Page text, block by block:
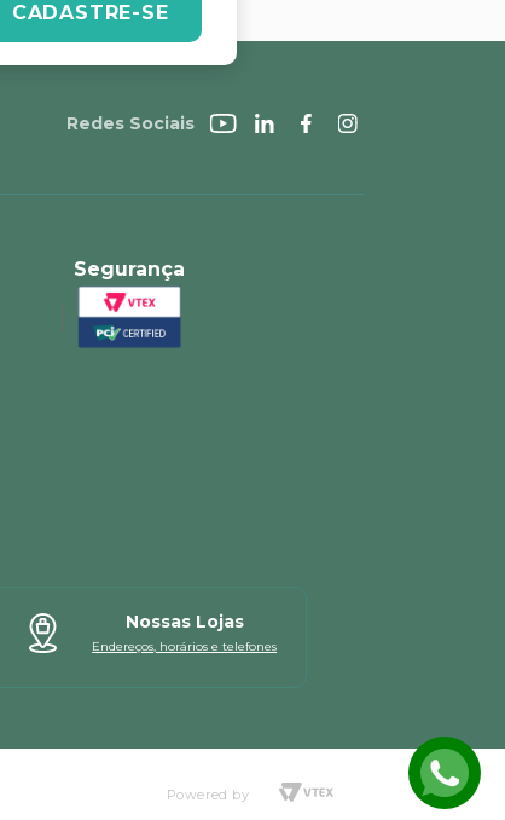
CADASTRE-SE
Redes Sociais
Segurança
Nossas Lojas
Endereços, horários e telefones
Powered by